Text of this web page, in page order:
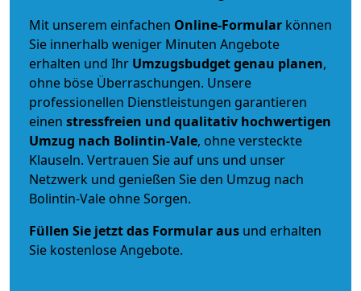
Mit unserem einfachen Online-Formular können
Sie innerhalb weniger Minuten Angebote
erhalten und Ihr Umzugsbudgetgenau planen,
ohne böse Überraschungen. Unsere
professionellen Dienstleistungen garantieren
einen stressfreien und qualitativ hochwertigen
Umzug nach Bolintin-Vale, ohne versteckte
Klauseln. Vertrauen Sie auf uns und unser
Netzwerk und genießen Sie den Umzug nach
Bolintin-Vale ohne Sorgen.
Füllen Sie jetzt das Formular aus und erhalten
Sie kostenlose Angebote.